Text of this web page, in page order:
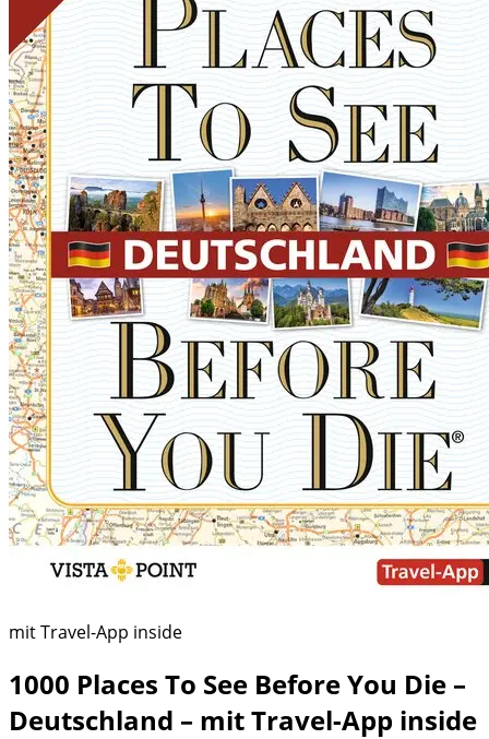
mit Travel-App inside
1000 Places To See Before You Die –
Deutschland – mit Travel-App inside